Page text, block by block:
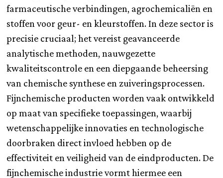
farmaceutische verbindingen, agrochemicaliën en
stoffen voor geur- en kleurstoffen. In deze sector is
precisie cruciaal; het vereist geavanceerde
analytische methoden, nauwgezette
kwaliteitscontrole en een diepgaande beheersing
van chemische synthese en zuiveringsprocessen.
Fijnchemische producten worden vaak ontwikkeld
op maat van specifieke toepassingen, waarbij
wetenschappelijke innovaties en technologische
doorbraken direct invloed hebben op de
effectiviteit en veiligheid van de eindproducten. De
fijnchemische industrie vormt hiermee een